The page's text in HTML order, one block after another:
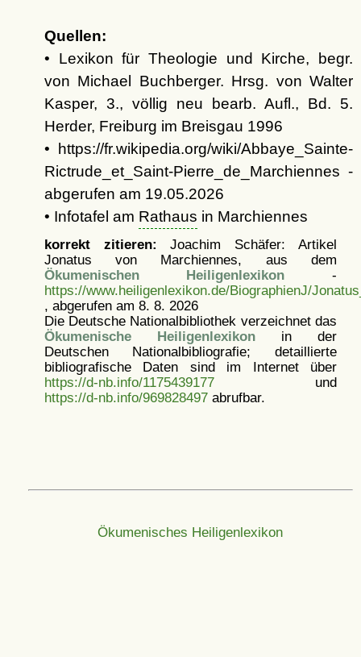
Quellen:
• Lexikon für Theologie und Kirche, begr.
von Michael Buchberger. Hrsg. von Walter
Kasper, 3., völlig neu bearb. Aufl., Bd. 5.
Herder, Freiburg im Breisgau 1996
• https://fr.wikipedia.org/wiki/Abbaye_Sainte-
Rictrude_et_Saint-Pierre_de_Marchiennes -
abgerufen am 19.05.2026
• Infotafel am Rathaus in Marchiennes
korrekt zitieren: Joachim Schäfer: Artikel
Jonatus von Marchiennes, aus dem
Ökumenischen Heiligenlexikon -
https://www.heiligenlexikon.de/BiographienJ/
, abgerufen am 8. 8. 2026
Die Deutsche Nationalbibliothek verzeichnet das
Ökumenische Heiligenlexikonin der
Deutschen Nationalbibliografie; detaillierte
bibliografische Daten sind im Internet über
https://d-nb.info/1175439177und
https://d-nb.info/969828497abrufbar.
Ökumenisches Heiligenlexikon